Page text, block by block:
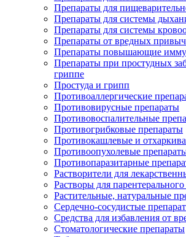
Препараты для
Препараты для системы
Препараты для системы
Препараты от вредных
Препараты повышающие
Препараты при простудных
гриппе
Простуда и грипп
Противоаллергические
Противовирусные препараты
Противовоспалительные
Противогрибковые препараты
Противокашлевые и
Противоопухолевые
Противопаразитарные
Растворители для
Растворы для
Растительные, натуральные
Сердечно-сосудистые
Средства для избавления от
Стоматологические препараты